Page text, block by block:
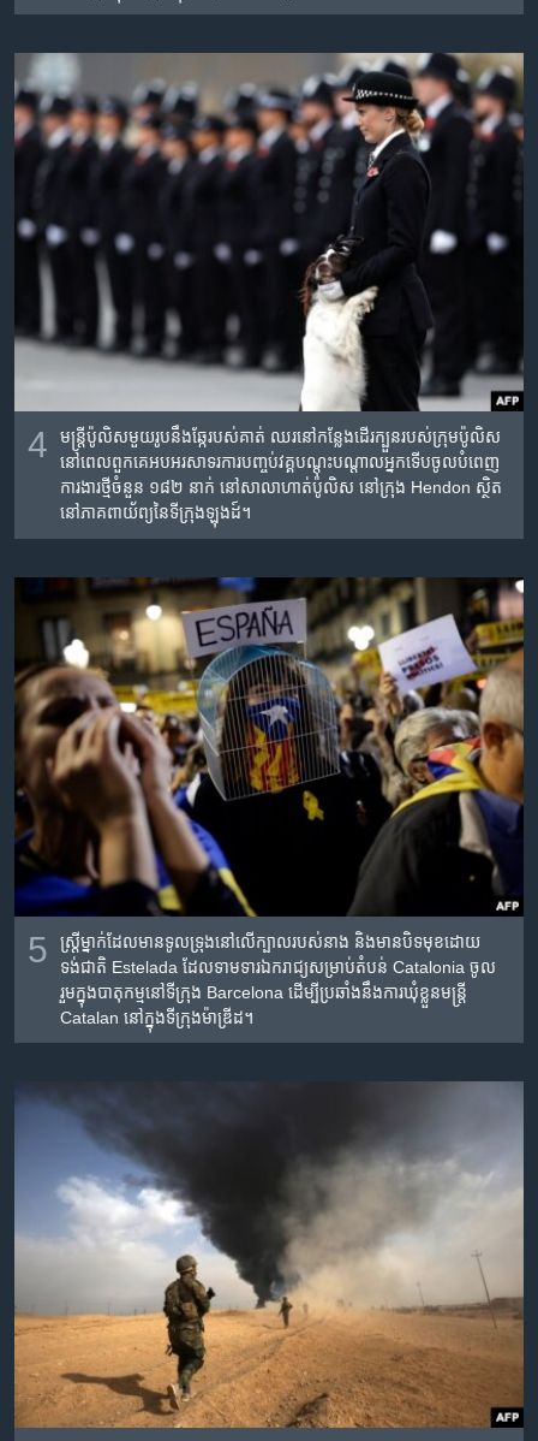
4
មន្ត្រី​ប៉ូលិស​មួយ​រូប​នឹង​ឆ្កែ​របស់​គាត់ ឈរ​នៅ​កន្លែង​ដើរ​ក្បួន​របស់​ក្រុម​ប៉ូលិស​
នៅ​ពេល​ពួក​គេ​អបអរ​សាទរ​កា​រ​បញ្ចប់​វគ្គ​បណ្តុះ​បណ្តាល​អ្នក​ទើប​ចូល​បំពេញ​
ការងារ​ថ្មី​ចំនួន​ ១៨២ នាក់ នៅ​សាលា​ហាត់​ប៉ូលិស នៅ​ក្រុង Hendon ស្ថិត​
នៅ​ភាគ​ពាយ័ព្យ​​នៃ​ទីក្រុង​ឡុងដ៍។
5
ស្ត្រី​ម្នាក់​ដែល​មានទូល​ទ្រុង​នៅ​លើ​ក្បាល​របស់​នាង និង​មាន​បិទ​​មុខ​ដោយ​
ទង់ជាតិ​ Estelada ដែល​ទាមទារ​ឯក​រាជ្យ​សម្រាប់​តំបន់ Catalonia ចូល​
រួម​ក្នុង​បាតុកម្ម​នៅ​ទីក្រុង​ Barcelona ដើម្បី​ប្រឆាំង​​នឹង​ការ​ឃុំ​ខ្លួន​មន្ត្រី​
Catalan នៅ​ក្នុង​ទីក្រុង​ម៉ាឌ្រីដ។